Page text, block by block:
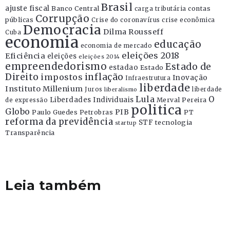
ajuste fiscal Banco Central Brasil carga tributária contas
públicas Corrupção Crise do coronavírus crise econômica
Cuba Democracia Dilma Rousseff
economia economia de mercado educação
Eficiência eleições eleições 2014 eleições 2018
empreendedorismo estadao Estado Estado de
Direito impostos inflação Infraestrutura Inovação
Instituto Millenium Juros liberalismo liberdade liberdade
de expressão Liberdades Individuais Lula Merval Pereira O
Globo Paulo Guedes Petrobras PIB politica PT
reforma da previdência startup STF tecnologia
Transparência
Leia também